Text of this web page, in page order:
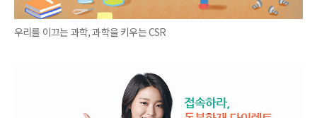
우리를 이끄는 과학, 과학을 키우는 CSR